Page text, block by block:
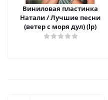
Виниловая пластинка
Натали / Лучшие песни
(ветер с моря дул) (lp)